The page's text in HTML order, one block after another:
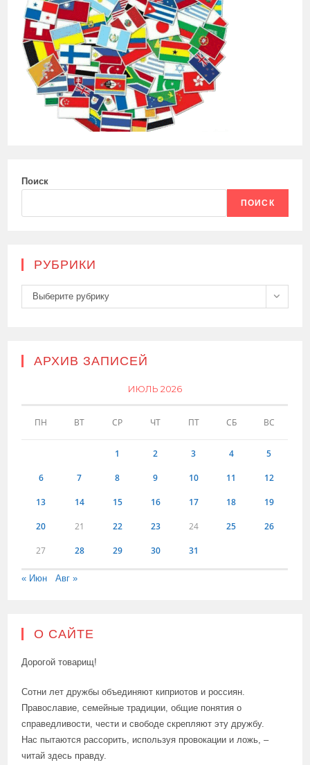
Поиск
ПОИСК
РУБРИКИ
Рубрики
Выберите рубрику
АРХИВ ЗАПИСЕЙ
ИЮЛЬ 2026
ПН ВТ СР ЧТ ПТ СБ ВС
1 2 3 4 5
6 7 8 9 10 11 12
13 14 15 16 17 18 19
20 21 22 23 24 25 26
27 28 29 30 31
« Июн Авг »
О САЙТЕ
Дорогой товарищ!
Сотни лет дружбы объединяют киприотов и россиян.
Православие, семейные традиции, общие понятия о
справедливости, чести и свободе скрепляют эту дружбу.
Нас пытаются рассорить, используя провокации и ложь, –
читай здесь правду.